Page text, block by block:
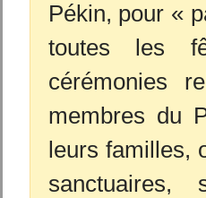
Pékin, pour «
toutes les
cérémonies
membres du
leurs familles,